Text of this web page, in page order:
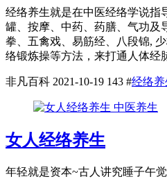
经络养生就是在中医经络学说指
罐、按摩、中药、药膳、气功及
拳、五禽戏、易筋经、八段锦,
络锻炼操等方法，来打通人体经
非凡百科 2021-10-19 143 #经络养
中医养生
女人经络养生
年轻就是资本~古人讲究睡子午